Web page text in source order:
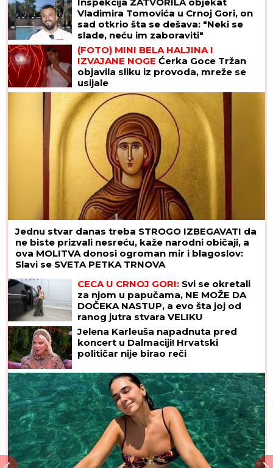
Vladimira Tomovića u Crnoj Gori, on
sad otkrio šta se dešava: "Neki se
slade, neću im zaboraviti"
(FOTO) MINI BELA HALJINA I
IZVAJANE NOGE Ćerka Goce Tržan
objavila sliku iz provoda, mreže se
usijale
Jednu stvar danas treba STROGO IZBEGAVATI da
ne biste prizvali nesreću, kaže narodni običaji, a
ova MOLITVA donosi ogroman mir i blagoslov:
Slavi se SVETA PETKA TRNOVA
CECA U CRNOJ GORI: Svi se okretali
za njom u papučama, NE MOŽE DA
DOČEKA NASTUP, a evo šta joj od
ranog jutra stvara VELIKU
NELAGODU! (VIDEO)
Jelena Karleuša napadnuta pred
koncert u Dalmaciji! Hrvatski
političar nije birao reči